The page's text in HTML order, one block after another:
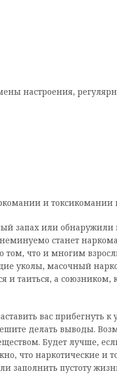
настроения,
и токсикомании
запах или
станет
что и многим
уколы, масочный
и таиться, а союзником,
вас прибегнуть к
делать выводы.
Будет лучше,
что наркотические и
заполнить пустоту